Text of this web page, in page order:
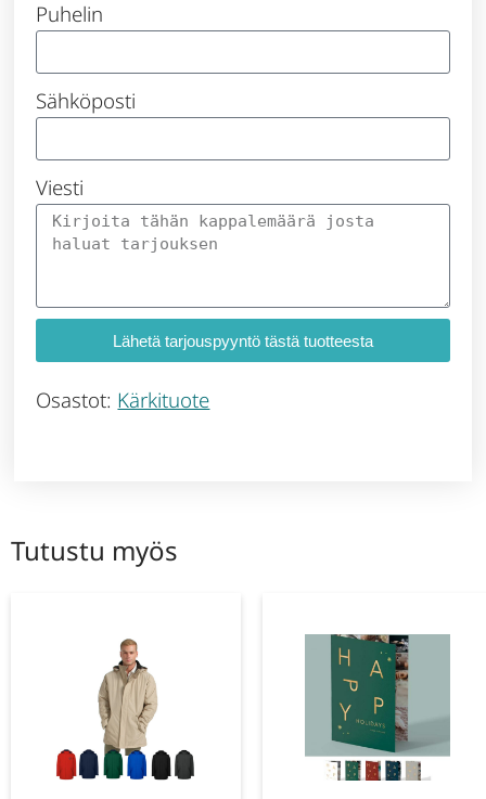
Puhelin
Sähköposti
Viesti
Lähetä tarjouspyyntö tästä tuotteesta
Osastot: Kärkituote
Tutustu myös